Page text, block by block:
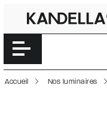
Accéder directement
Accueil Nos luminaires